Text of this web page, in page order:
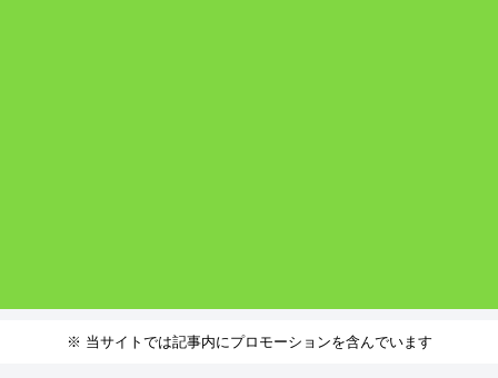
※ 当サイトでは記事内にプロモーションを含んでいます